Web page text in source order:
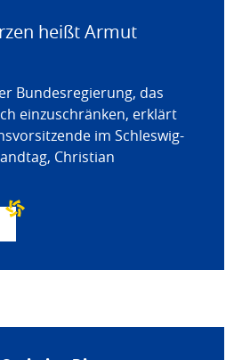
heißt Armut
Bundesregierung, das
einzuschränken, erklärt
im Schleswig-
Christian